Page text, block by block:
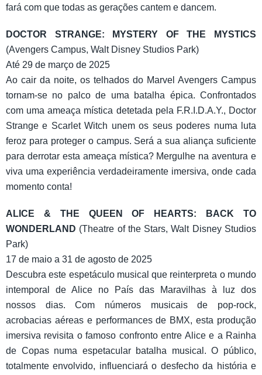
fará com que todas as gerações cantem e dancem.
DOCTOR STRANGE: MYSTERY OF THE MYSTICS
(Avengers Campus, Walt Disney Studios Park)
Até 29 de março de 2025
Ao cair da noite, os telhados do Marvel Avengers Campus
tornam-se no palco de uma batalha épica. Confrontados
com uma ameaça mística detetada pela F.R.I.D.A.Y., Doctor
Strange e Scarlet Witch unem os seus poderes numa luta
feroz para proteger o campus. Será a sua aliança suficiente
para derrotar esta ameaça mística? Mergulhe na aventura e
viva uma experiência verdadeiramente imersiva, onde cada
momento conta!
ALICE & THE QUEEN OF HEARTS: BACK TO
WONDERLAND (Theatre of the Stars, Walt Disney Studios
Park)
17 de maio a 31 de agosto de 2025
Descubra este espetáculo musical que reinterpreta o mundo
intemporal de Alice no País das Maravilhas à luz dos
nossos dias. Com números musicais de pop-rock,
acrobacias aéreas e performances de BMX, esta produção
imersiva revisita o famoso confronto entre Alice e a Rainha
de Copas numa espetacular batalha musical. O público,
totalmente envolvido, influenciará o desfecho da história e